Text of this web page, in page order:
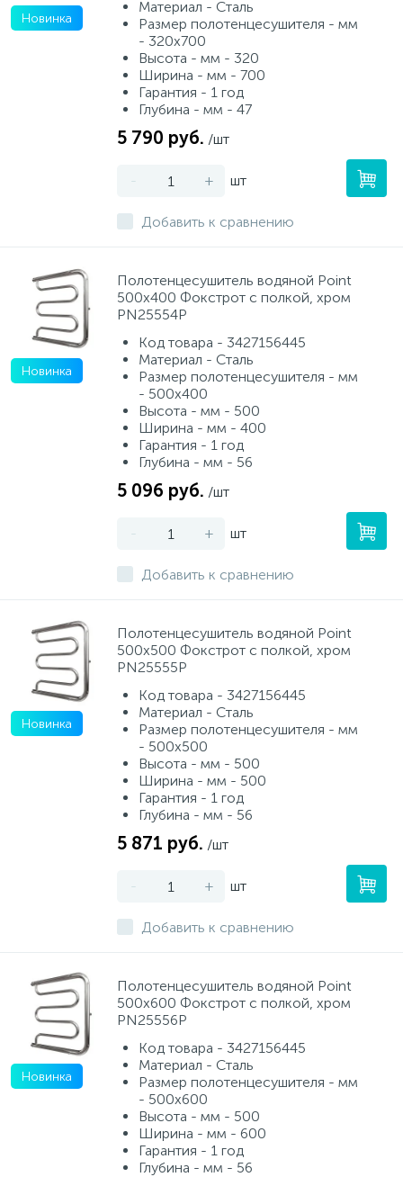
Новинка
Материал - Сталь
Размер полотенцесушителя - мм
- 320x700
Высота - мм - 320
Ширина - мм - 700
Гарантия - 1 год
Глубина - мм - 47
5 790 руб. /шт
- + шт
Добавить к сравнению
Новинка
Полотенцесушитель водяной Point
500х400 Фокстрот с полкой, хром
PN25554P
Код товара - 3427156445
Материал - Сталь
Размер полотенцесушителя - мм
- 500x400
Высота - мм - 500
Ширина - мм - 400
Гарантия - 1 год
Глубина - мм - 56
5 096 руб. /шт
- + шт
Добавить к сравнению
Новинка
Полотенцесушитель водяной Point
500х500 Фокстрот с полкой, хром
PN25555P
Код товара - 3427156445
Материал - Сталь
Размер полотенцесушителя - мм
- 500x500
Высота - мм - 500
Ширина - мм - 500
Гарантия - 1 год
Глубина - мм - 56
5 871 руб. /шт
- + шт
Добавить к сравнению
Новинка
Полотенцесушитель водяной Point
500х600 Фокстрот с полкой, хром
PN25556P
Код товара - 3427156445
Материал - Сталь
Размер полотенцесушителя - мм
- 500x600
Высота - мм - 500
Ширина - мм - 600
Гарантия - 1 год
Глубина - мм - 56